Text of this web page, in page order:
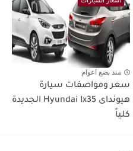
منذ بضع اعوام
سعر ومواصفات سيارة
هيونداى Hyundai Ix35 الجديدة
كلياً